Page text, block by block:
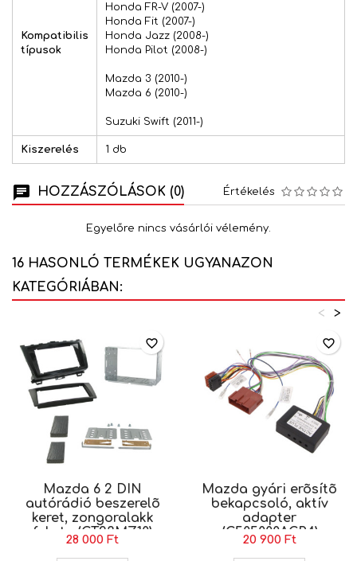
Kompatibilis
típusok
Honda FR-V (2007-)
Honda Fit (2007-)
Honda Jazz (2008-)
Honda Pilot (2008-)
Mazda 3 (2010-)
Mazda 6 (2010-)
Suzuki Swift (2011-)
Kiszerelés 1 db
HOZZÁSZÓLÁSOK (0) Értékelés
Egyelőre nincs vásárlói vélemény.
16 HASONLÓ TERMÉKEK UGYANAZON
KATEGÓRIÁBAN:
>
<
Mazda 6 2 DIN
autórádió beszerelõ
keret, zongoralakk
fekete (CT23MZ10)
28 000 Ft
favorite_border
Mazda gyári erõsítõ
bekapcsoló, aktív
adapter
(C505000ACP4)
20 900 Ft
favorite_border